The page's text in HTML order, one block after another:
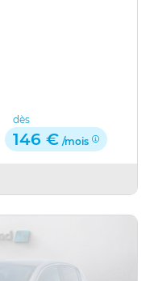
dès
146 € /mois